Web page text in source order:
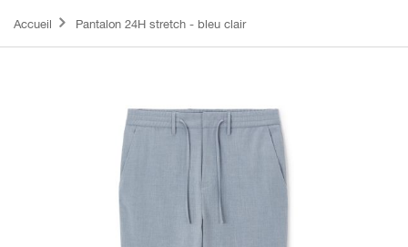
Accueil Pantalon 24H stretch - bleu clair